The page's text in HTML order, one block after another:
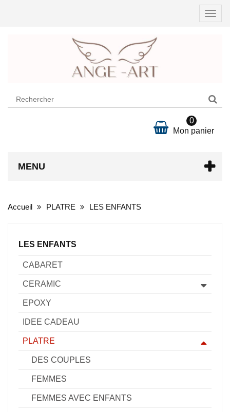
Mon panier
0
MENU
Accueil PLATRE LES ENFANTS
LES ENFANTS
CABARET
CERAMIC
EPOXY
IDEE CADEAU
PLATRE
DES COUPLES
FEMMES
FEMMES AVEC ENFANTS